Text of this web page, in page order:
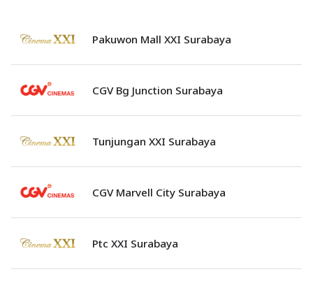
Pakuwon Mall XXI Surabaya
CGV Bg Junction Surabaya
Tunjungan XXI Surabaya
CGV Marvell City Surabaya
Ptc XXI Surabaya